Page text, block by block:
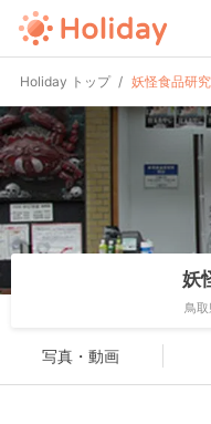
Holiday トップ 妖怪食品研
妖
鳥
写真・動画